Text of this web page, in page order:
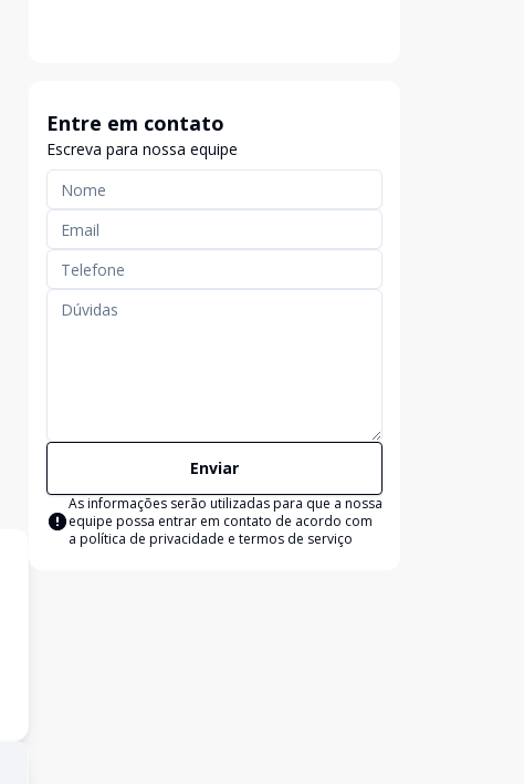
Entre em contato
Escreva para nossa equipe
Enviar
As informações serão utilizadas para que a nossa
equipe possa entrar em contato de acordo com
a política de privacidade e termos de serviço